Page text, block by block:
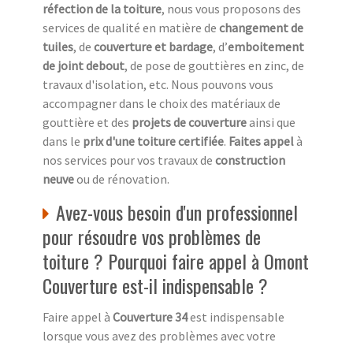
réfection de la toiture, nous vous proposons des
services de qualité en matière de changement de
tuiles, de couverture et bardage, d’emboitement
de joint debout, de pose de gouttières en zinc, de
travaux d'isolation, etc. Nous pouvons vous
accompagner dans le choix des matériaux de
gouttière et des projets de couvertureainsi que
dans le prix d'une toiture certifiée. Faites appelà
nos services pour vos travaux de construction
neuveou de rénovation.
Avez-vous besoin d'un professionnel
pour résoudre vos problèmes de
toiture ? Pourquoi faire appel à Omont
Couverture est-il indispensable ?
Faire appel à Couverture 34est indispensable
lorsque vous avez des problèmes avec votre